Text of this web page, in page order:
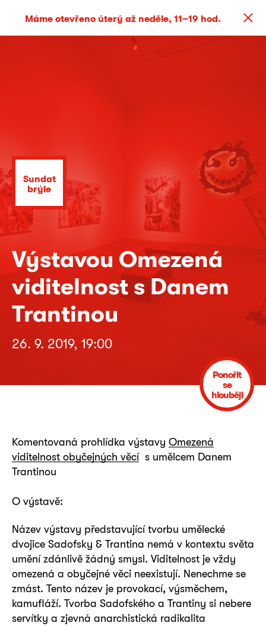
Máme otevřeno úterý až neděle, 11–19 hod.
Sundat
brýle
Výstavou Omezená
viditelnost s Danem
Trantinou
26. 9. 2019, 19:00
Ponořit
se
hlouběji
Komentovaná prohlídka výstavy Omezená
viditelnost obyčejných věcís umělcem Danem
Trantinou
O výstavě:
Název výstavy představující tvorbu umělecké
dvojice Sadofsky & Trantina nemá v kontextu světa
umění zdánlivě žádný smysl. Viditelnost je vždy
omezená a obyčejné věci neexistují. Nenechme se
zmást. Tento název je provokací, výsměchem,
kamufláží. Tvorba Sadofského a Trantiny si nebere
servítky a zjevná anarchistická radikalita